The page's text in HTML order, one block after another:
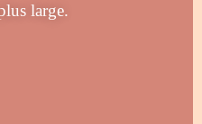
large.